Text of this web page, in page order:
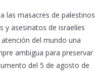
las masacres de palestinos
y asesinatos de israelíes
del mundo una
ambigua para preservar
del 5 de agosto de